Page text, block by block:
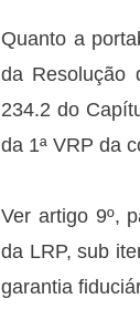
Quanto a
da Resolução
234.2 do
da 1ª VRP da
Ver artigo 9º,
da LRP, sub
garantia